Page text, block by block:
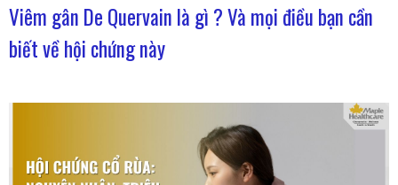
Viêm gân De Quervain là gì ? Và mọi điều bạn cần
biết về hội chứng này